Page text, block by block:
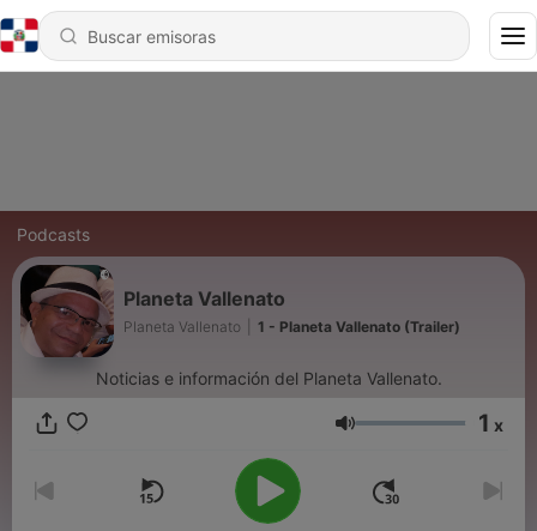
Podcasts
Planeta Vallenato
Planeta Vallenato 1 - Planeta Vallenato (Trailer)
Noticias e información del Planeta Vallenato.
Volumen 1 x